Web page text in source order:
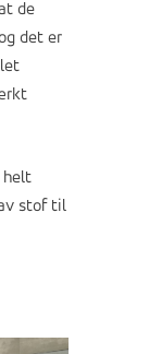
de
det er
helt
stof til